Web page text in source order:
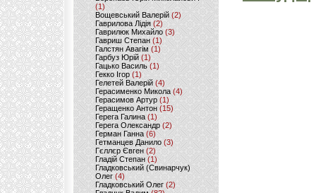
(1)
Вощевський Валерій(2)
Гаврилова Лідія (2)
Гаврилюк Михайло (3)
Гавриш Степан (1)
Галстян Авагім (1)
Гарбуз Юрій (1)
Гацько Василь (1)
Гекко Ігор(1)
Гелетей Валерій (4)
Герасименко Микола (4)
Герасимов Артур (1)
Геращенко Антон(15)
Герега Галина (1)
Герега Олександр (2)
Герман Ганна (6)
Гетманцев Данило (3)
Гєллєр Євген (2)
Гладій Степан(1)
Гладковський (Свинарчук)
Олег (4)
Гладковський Олег (2)